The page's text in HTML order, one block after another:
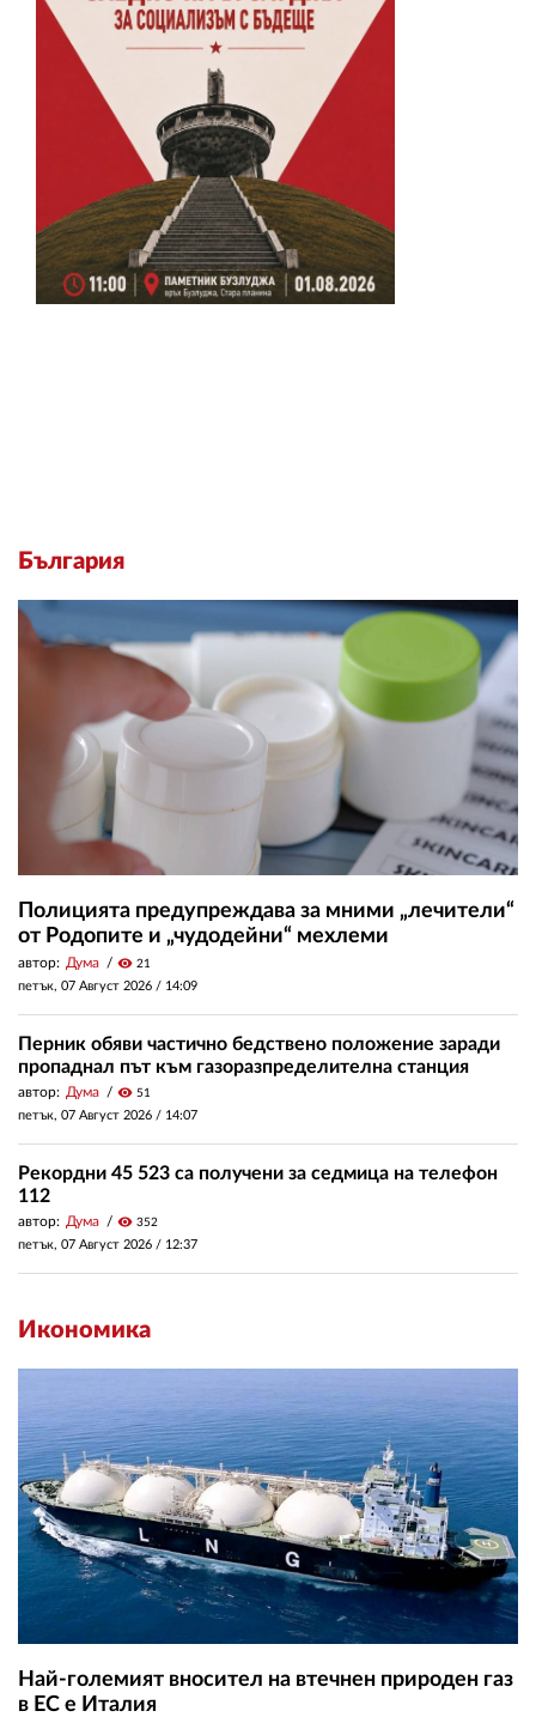
България
Полицията предупреждава за мними „лечители“
от Родопите и „чудодейни“ мехлеми
автор: Дума visibility 21
петък, 07 Август 2026 / 14:09
Перник обяви частично бедствено положение заради
пропаднал път към газоразпределителна станция
автор: Дума visibility 51
петък, 07 Август 2026 / 14:07
Рекордни 45 523 са получени за седмица на телефон
112
автор: Дума visibility 352
петък, 07 Август 2026 / 12:37
Икономика
Най-големият вносител на втечнен природен газ
в ЕС е Италия